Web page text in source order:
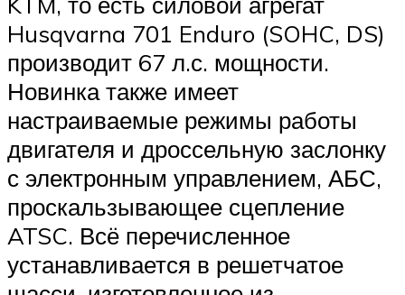
Husqvarna 701 Enduro (SOHC, DS)
производит 67 л.с. мощности.
Новинка также имеет
настраиваемые режимы работы
двигателя и дроссельную заслонку
с электронным управлением, АБС,
проскальзывающее сцепление
ATSC. Всё перечисленное
устанавливается в решетчатое